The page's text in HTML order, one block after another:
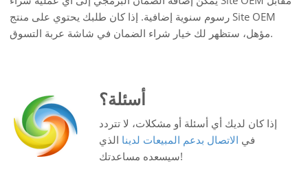
رسوم سنوية إضافية. إذا كان طلبك يحتوي على منتج Site OEM
مؤهل، ستظهر لك خيار شراء الضمان في شاشة عربة التسوق.
أسئلة؟
إذا كان لديك أي أسئلة أو مشكلات، لا تتردد
في الاتصال بدعم المبيعات لدينا الذي
سيسعده مساعدتك!